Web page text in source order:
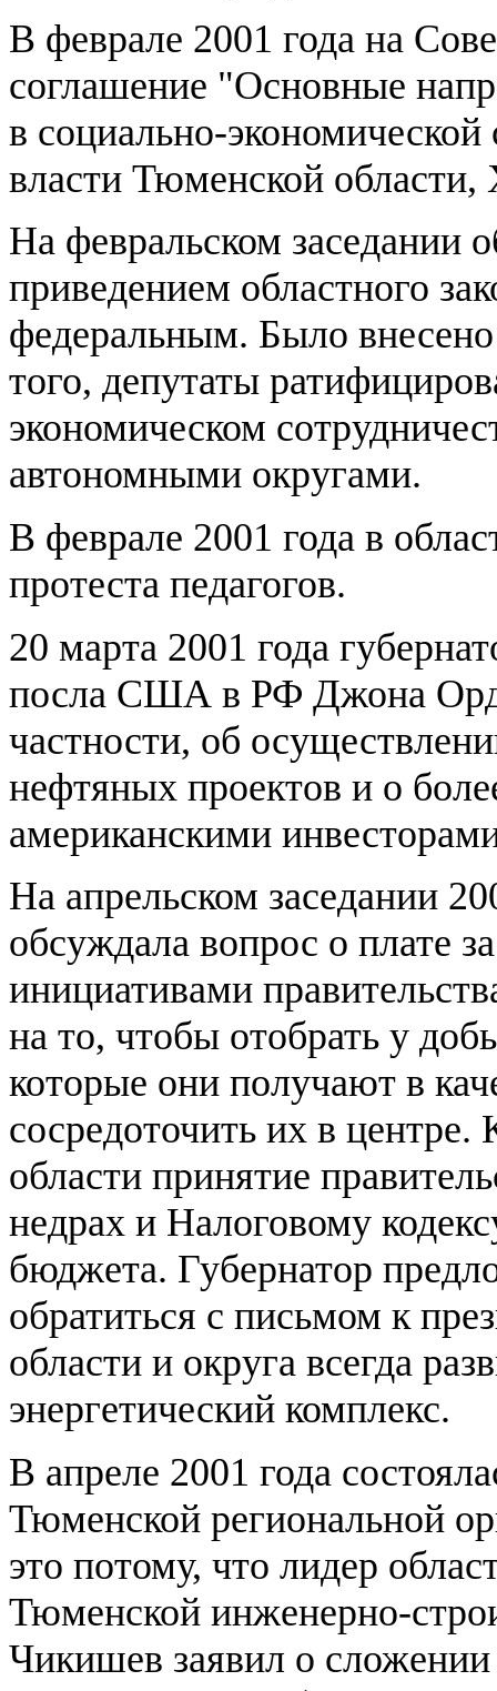
В феврале 2001 года на
соглашение "Основные
в социально-экономической
власти Тюменской
На февральском заседании
приведением областного
федеральным. Было
того, депутаты
экономическом
автономными округами.
В феврале 2001 года в
протеста педагогов.
20 марта 2001 года
посла США в РФ Джона
частности, об
нефтяных проектов и о
американскими
На апрельском заседании
обсуждала вопрос о плате
инициативами
на то, чтобы отобрать у
которые они получают в
сосредоточить их в центре.
области принятие
недрах и Налоговому
бюджета. Губернатор
обратиться с письмом к
области и округа всегда
энергетический комплекс.
В апреле 2001 года
Тюменской региональной
это потому, что лидер
Тюменской инженерно-
Чикишев заявил о